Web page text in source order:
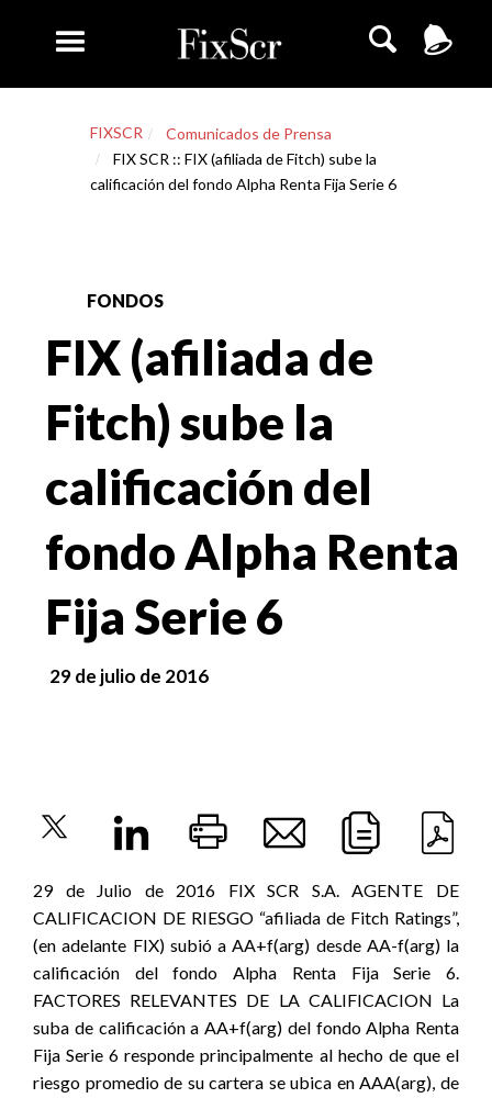
FIXSCR
Comunicados de Prensa
FIX SCR :: FIX (afiliada de Fitch) sube la
calificación del fondo Alpha Renta Fija Serie 6
FONDOS
FIX (afiliada de
Fitch) sube la
calificación del
fondo Alpha Renta
Fija Serie 6
29 de julio de 2016
29 de Julio de 2016 FIX SCR S.A. AGENTE DE
CALIFICACION DE RIESGO “afiliada de Fitch Ratings”,
(en adelante FIX) subió a AA+f(arg) desde AA-f(arg) la
calificación del fondo Alpha Renta Fija Serie 6.
FACTORES RELEVANTES DE LA CALIFICACION La
suba de calificación a AA+f(arg) del fondo Alpha Renta
Fija Serie 6 responde principalmente al hecho de que el
riesgo promedio de su cartera se ubica en AAA(arg), de